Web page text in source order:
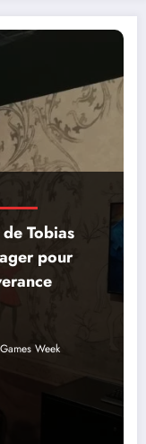
Tobias
pour
Week